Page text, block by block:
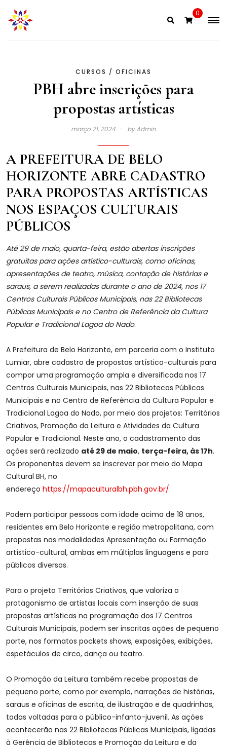
content
0
CURSOS / OFICINAS
PBH abre inscrições para
propostas artísticas
março 21, 2024 byAdmin
A PREFEITURA DE BELO
HORIZONTE ABRE CADASTRO
PARA PROPOSTAS ARTÍSTICAS
NOS ESPAÇOS CULTURAIS
PÚBLICOS
Até 29 de maio, quarta-feira, estão abertas inscrições
gratuitas para ações artístico-culturais, como oficinas,
apresentações de teatro, música, contação de histórias e
saraus, a serem realizadas durante o ano de 2024, nos 17
Centros Culturais Públicos Municipais, nas 22 Bibliotecas
Públicas Municipais e no Centro de Referência da Cultura
Popular e Tradicional Lagoa do Nado.
A Prefeitura de Belo Horizonte, em parceria com o Instituto
Lumiar, abre cadastro de propostas artístico-culturais para
compor uma programação ampla e diversificada nos 17
Centros Culturais Municipais, nas 22 Bibliotecas Públicas
Municipais e no Centro de Referência da Cultura Popular e
Tradicional Lagoa do Nado, por meio dos projetos: Territórios
Criativos, Promoção da Leitura e Atividades da Cultura
Popular e Tradicional. Neste ano, o cadastramento das
ações será realizado até 29 de maio, terça-feira, às 17h.
Os proponentes devem se inscrever por meio do Mapa
Cultural BH, no
endereço https://mapaculturalbh.pbh.gov.br/.
Podem participar pessoas com idade acima de 18 anos,
residentes em Belo Horizonte e região metropolitana, com
propostas nas modalidades Apresentação ou Formação
artístico-cultural, ambas em múltiplas linguagens e para
públicos diversos.
Para o projeto Territórios Criativos, que valoriza o
protagonismo de artistas locais com inserção de suas
propostas artísticas na programação dos 17 Centros
Culturais Municipais, podem ser inscritas ações de pequeno
porte, nos formatos pockets shows, exposições, exibições,
espetáculos de circo, dança ou teatro.
O Promoção da Leitura também recebe propostas de
pequeno porte, como por exemplo, narrações de histórias,
saraus e oficinas de escrita, de ilustração e de quadrinhos,
todas voltadas para o público-infanto-juvenil. As ações
acontecerão nas 22 Bibliotecas Públicas Municipais, ligadas
à Gerência de Bibliotecas e Promoção da Leitura e da